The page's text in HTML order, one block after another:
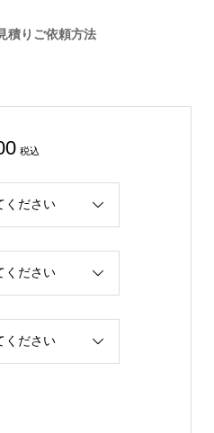
積りご依頼方法
価
¥39,600
税込